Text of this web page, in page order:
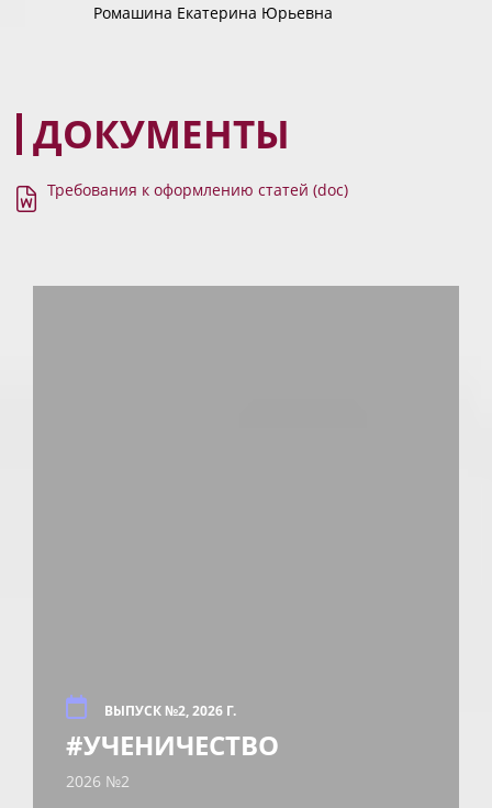
Ромашина Екатерина Юрьевна
ДОКУМЕНТЫ
Требования к оформлению статей (doc)
ВЫПУСК №2, 2026 Г.
#УЧЕНИЧЕСТВО
2026 №2